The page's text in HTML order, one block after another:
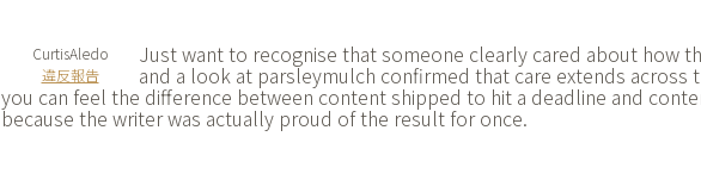
CurtisAledo
違反報告
Just want to recognise that someone clearly cared about how
and a look at parsleymulch confirmed that care extends across
you can feel the difference between content shipped to hit a deadline and
because the writer was actually proud of the result for once.